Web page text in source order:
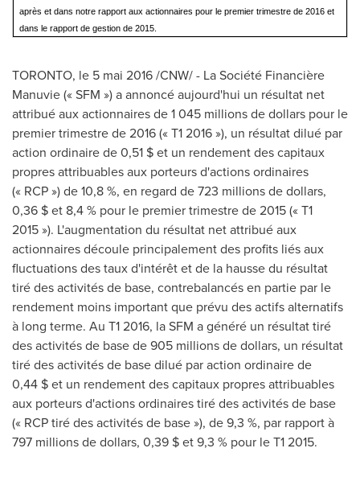
après et dans notre rapport aux actionnaires pour le premier trimestre de 2016 et
dans le rapport de gestion de 2015.
TORONTO, le 5 mai 2016 /CNW/ - La Société Financière
Manuvie (« SFM ») a annoncé aujourd'hui un résultat net
attribué aux actionnaires de 1 045 millions de dollars pour le
premier trimestre de 2016 (« T1 2016 »), un résultat dilué par
action ordinaire de 0,51 $ et un rendement des capitaux
propres attribuables aux porteurs d'actions ordinaires
(« RCP ») de 10,8 %, en regard de 723 millions de dollars,
0,36 $ et 8,4 % pour le premier trimestre de 2015 (« T1
2015 »). L'augmentation du résultat net attribué aux
actionnaires découle principalement des profits liés aux
fluctuations des taux d'intérêt et de la hausse du résultat
tiré des activités de base, contrebalancés en partie par le
rendement moins important que prévu des actifs alternatifs
à long terme. Au T1 2016, la SFM a généré un résultat tiré
des activités de base de 905 millions de dollars, un résultat
tiré des activités de base dilué par action ordinaire de
0,44 $ et un rendement des capitaux propres attribuables
aux porteurs d'actions ordinaires tiré des activités de base
(« RCP tiré des activités de base »), de 9,3 %, par rapport à
797 millions de dollars, 0,39 $ et 9,3 % pour le T1 2015.